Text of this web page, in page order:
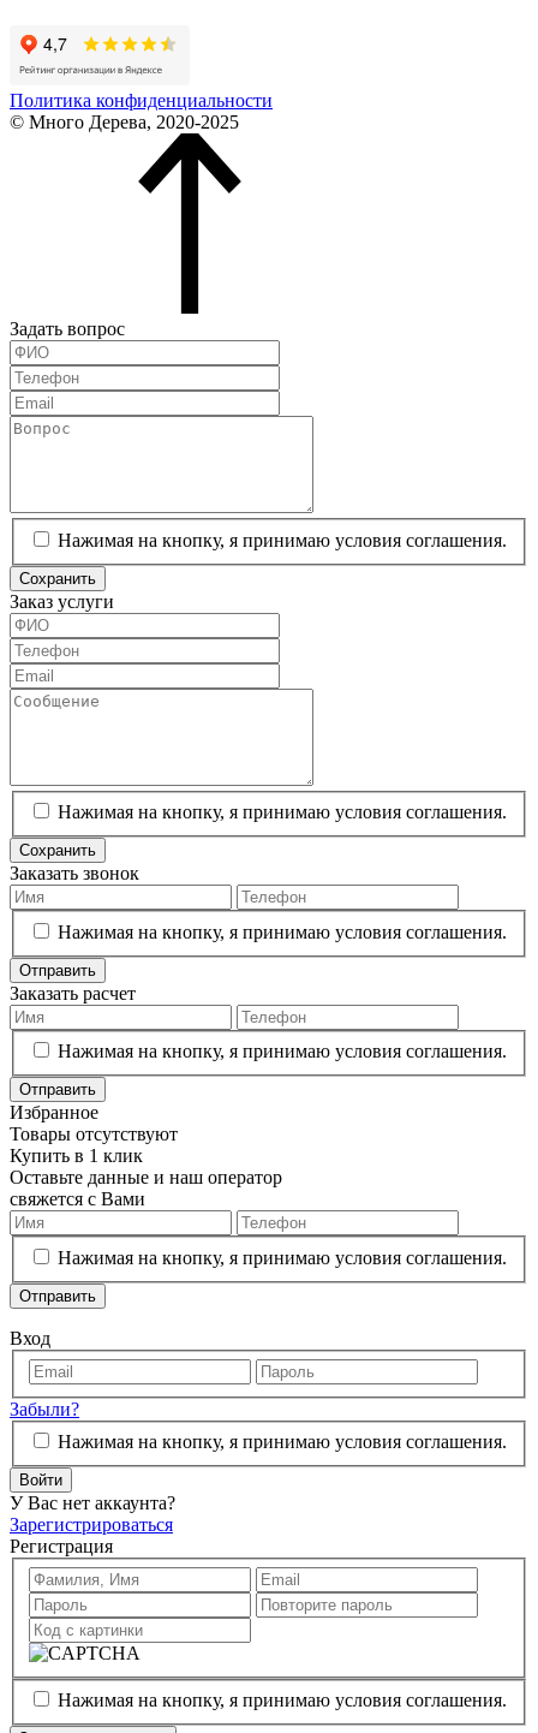
Политика конфиденциальности
© Много Дерева, 2020-2025
Задать вопрос
Нажимая на кнопку, я принимаю условия соглашения.
Сохранить
Заказ услуги
Нажимая на кнопку, я принимаю условия соглашения.
Сохранить
Заказать звонок
Нажимая на кнопку, я принимаю условия соглашения.
Отправить
Заказать расчет
Нажимая на кнопку, я принимаю условия соглашения.
Отправить
Избранное
Товары отсутствуют
Купить в 1 клик
Оставьте данные и наш оператор
свяжется с Вами
Нажимая на кнопку, я принимаю условия соглашения.
Отправить
Вход
Забыли?
Нажимая на кнопку, я принимаю условия соглашения.
Войти
У Вас нет аккаунта?
Зарегистрироваться
Регистрация
Нажимая на кнопку, я принимаю условия соглашения.